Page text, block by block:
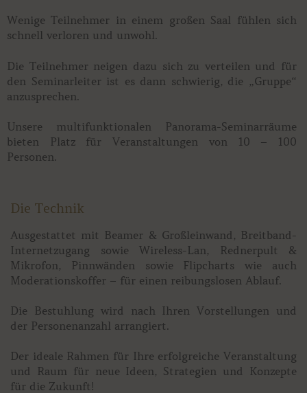
Wenige Teilnehmer in einem großen Saal fühlen sich
schnell verloren und unwohl.
Die Teilnehmer neigen dazu sich zu verteilen und für
den Seminarleiter ist es dann schwierig, die „Gruppe“
anzusprechen.
Unsere multifunktionalen Panorama-Seminarräume
bieten Platz für Veranstaltungen von 10 – 100
Personen.
Die Technik
Ausgestattet mit Beamer & Großleinwand, Breitband-
Internetzugang sowie Wireless-Lan, Rednerpult &
Mikrofon, Pinnwänden sowie Flipcharts wie auch
Moderationskoffer – für einen reibungslosen Ablauf.
Die Bestuhlung wird nach Ihren Vorstellungen und
der Personenanzahl arrangiert.
Der ideale Rahmen für Ihre erfolgreiche Veranstaltung
und Raum für neue Ideen, Strategien und Konzepte
für die Zukunft!